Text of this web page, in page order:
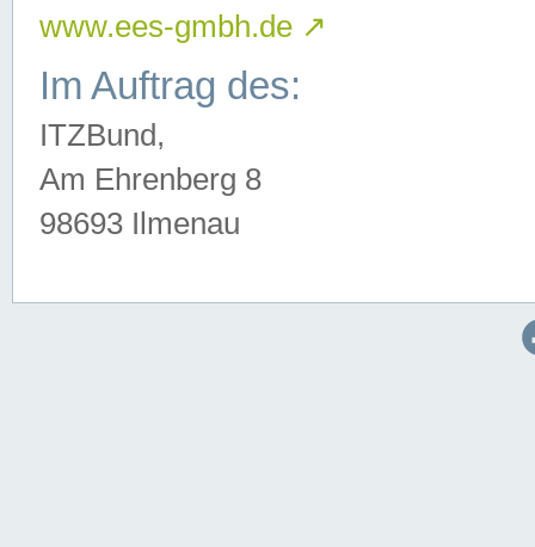
www.ees-gmbh.de ↗
Im Auftrag des:
ITZBund,
Am Ehrenberg 8
98693 Ilmenau